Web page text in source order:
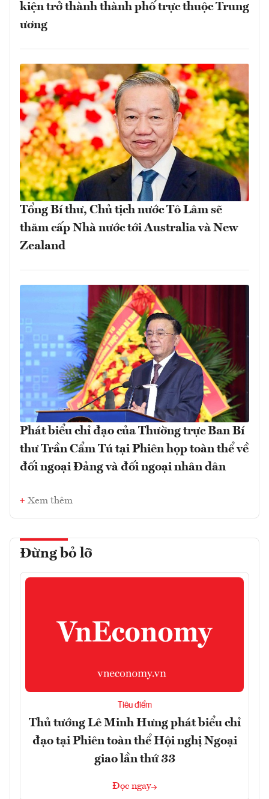
kiện trở thành thành phố trực thuộc Trung
ương
Tổng Bí thư, Chủ tịch nước Tô Lâm sẽ
thăm cấp Nhà nước tới Australia và New
Zealand
Phát biểu chỉ đạo của Thường trực Ban Bí
thư Trần Cẩm Tú tại Phiên họp toàn thể về
đối ngoại Đảng và đối ngoại nhân dân
Xem thêm
Đừng bỏ lỡ
Tiêu điểm
Thủ tướng Lê Minh Hưng phát biểu chỉ
đạo tại Phiên toàn thể Hội nghị Ngoại
giao lần thứ 33
Đọc ngay